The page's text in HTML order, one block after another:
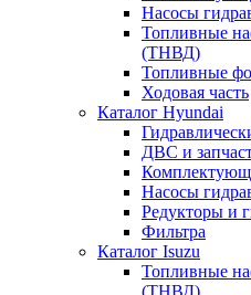
Насосы
Топливные
(ТНВД)
Топливные
Ходовая часть
Каталог Hyundai
ДВС и
Насосы
Редукторы и
Фильтра
Каталог Isuzu
Топливные
(ТНВД)